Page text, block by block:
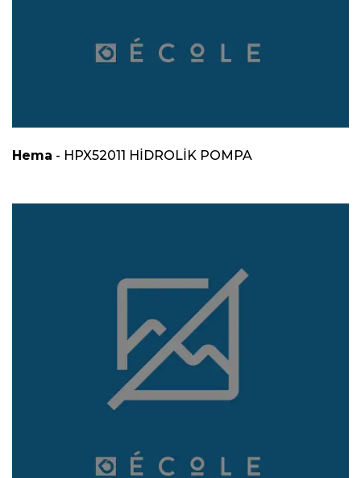
Hema - HPX52011 HİDROLİK POMPA